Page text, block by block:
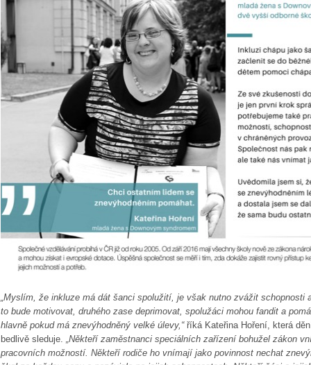
„Myslím, že inkluze má dát šanci spolužití, je však nutno zvážit schopnosti
to bude motivovat, druhého zase deprimovat, spolužáci mohou fandit a
hlavně pokud má znevýhodněný velké úlevy,“říká Kateřina Hoření, která
bedlivě sleduje. „Někteří zaměstnanci speciálních zařízení bohužel zákon
pracovních možností. Někteří rodiče ho vnímají jako povinnost nechat